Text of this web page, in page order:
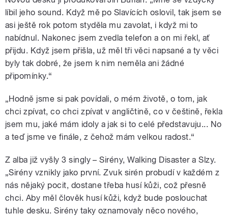
líbil jeho sound. Když mě po Slavících oslovil, tak jsem se
asi ještě rok potom styděla mu zavolat, i když mi to
nabídnul. Nakonec jsem zvedla telefon a on mi řekl, ať
přijdu. Když jsem přišla, už měl tři věci napsané a ty věci
byly tak dobré, že jsem k nim neměla ani žádné
připomínky.“
„Hodně jsme si pak povídali, o mém životě, o tom, jak
chci zpívat, co chci zpívat v angličtině, co v češtině, řekla
jsem mu, jaké mám idoly a jak si to celé představuju... No
a teď jsme ve finále, z čehož mám velkou radost.“
Z alba již vyšly 3 singly – Sirény, Walking Disaster a Slzy.
„Sirény vznikly jako první. Zvuk sirén probudí v každém z
nás nějaký pocit, dostane třeba husí kůži, což přesně
chci. Aby měl člověk husí kůži, když bude poslouchat
tuhle desku. Sirény taky oznamovaly něco nového,